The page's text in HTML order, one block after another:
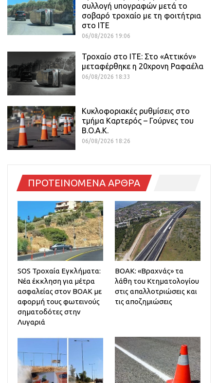
συλλογή υπογραφών μετά το
σοβαρό τροχαίο με τη φοιτήτρια
στο ΙΤΕ
06/08/2026 19:06
Τροχαίο στο ΙΤΕ: Στο «Αττικόν»
μεταφέρθηκε η 20χρονη Ραφαέλα
06/08/2026 18:33
Κυκλοφοριακές ρυθμίσεις στο
τμήμα Καρτερός – Γούρνες του
Β.Ο.Α.Κ.
06/08/2026 18:26
ΠΡΟΤΕΙΝΟΜΕΝΑ ΑΡΘΡΑ
SOS Τροχαία Εγκλήματα:
Νέα έκκληση για μέτρα
ασφαλείας στον ΒΟΑΚ με
αφορμή τους φωτεινούς
σηματοδότες στην
Λυγαριά
ΒΟΑΚ: «Bραχνάς» τα
λάθη του Κτηματολογίου
στις απαλλοτριώσεις και
τις αποζημιώσεις